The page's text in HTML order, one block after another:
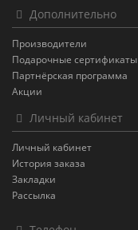
Дополнительно
Производители
Подарочные сертификаты
Партнёрская программа
Акции
Личный кабинет
Личный кабинет
История заказа
Закладки
Рассылка